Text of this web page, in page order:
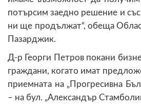
потърсим заедно решение и
ни ще продължат“, обеща
Пазарджик.
Д-р Георги Петров покани
граждани, когато имат
приемната на „Прогресивна
– на бул. „Александър